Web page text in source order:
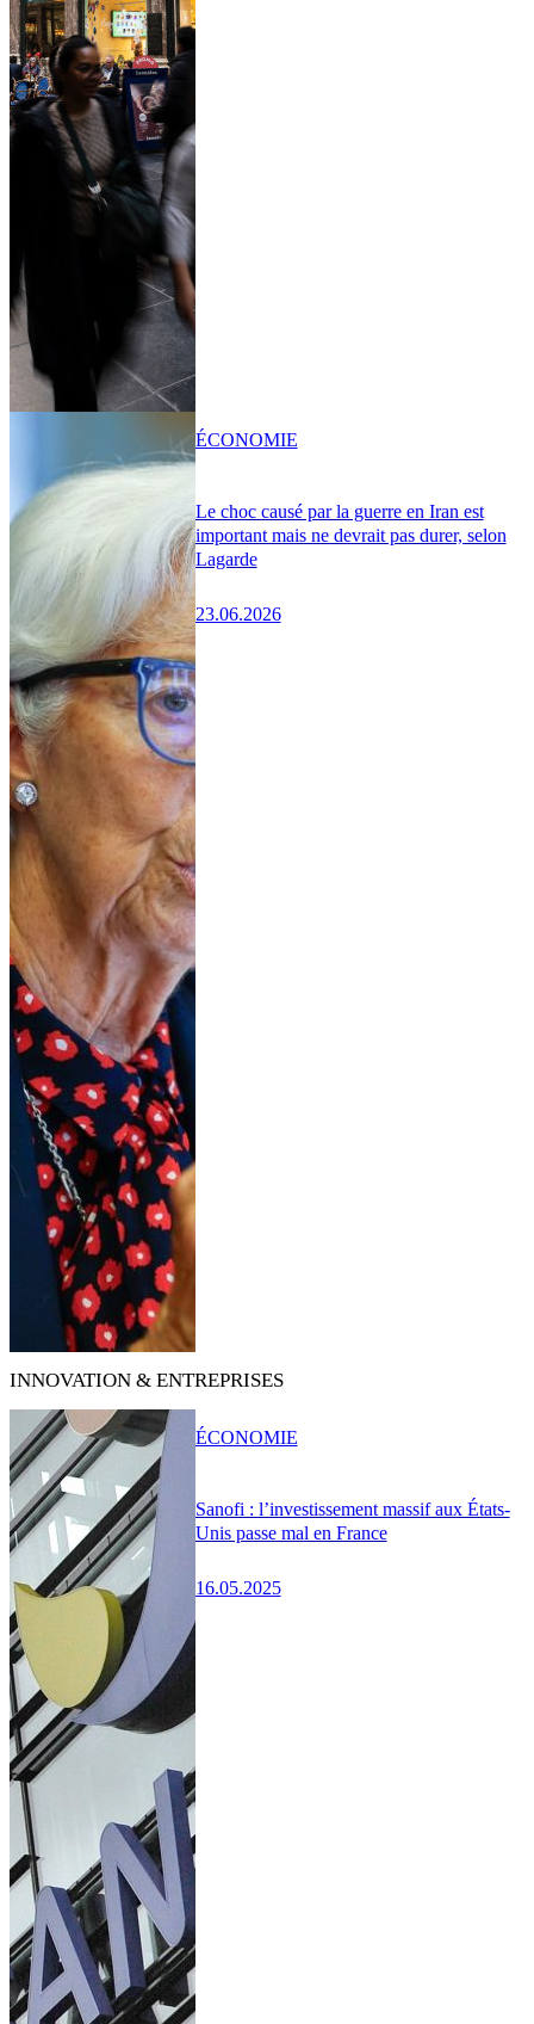
Le choc causé par la guerre en Iran est
important mais ne devrait pas durer, selon
Lagarde
23.06.2026
ÉCONOMIE
INNOVATION & ENTREPRISES
Sanofi : l’investissement massif aux États-
Unis passe mal en France
16.05.2025
ÉCONOMIE